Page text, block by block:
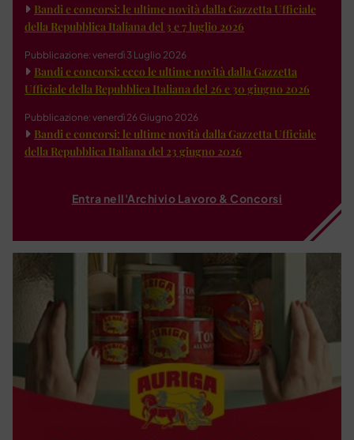
Bandi e concorsi: le ultime novità dalla Gazzetta Ufficiale
della Repubblica Italiana del 3 e 7 luglio 2026
Pubblicazione: venerdì 3 Luglio 2026
Bandi e concorsi: ecco le ultime novità dalla Gazzetta
Ufficiale della Repubblica Italiana del 26 e 30 giugno 2026
Pubblicazione: venerdì 26 Giugno 2026
Bandi e concorsi: le ultime novità dalla Gazzetta Ufficiale
della Repubblica Italiana del 23 giugno 2026
Entra nell'Archivio Lavoro & Concorsi